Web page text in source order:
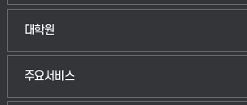
법경영학부
대학원
일반대학원
산업대학원
주요서비스
입학안내